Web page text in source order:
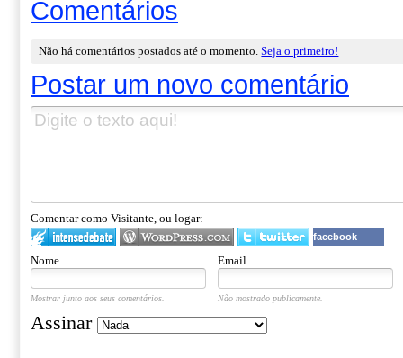
Comentários
Não há comentários postados até o momento.Seja o primeiro!
Postar um novo comentário
Comentar como Visitante, ou logar:
facebook
Nome Email
Mostrar junto aos seus comentários. Não mostrado publicamente.
Assinar